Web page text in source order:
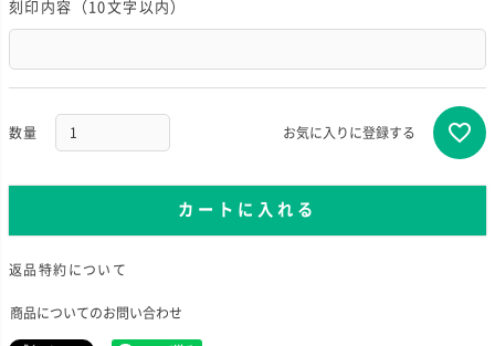
刻印内容（10文字以内）
お気に入りに登録する
カートに入れる
返品特約について
商品についてのお問い合わせ